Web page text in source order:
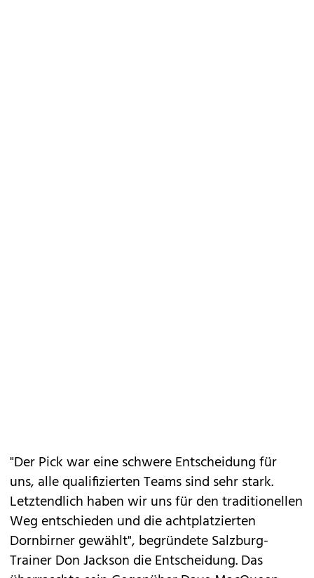
"Der Pick war eine schwere Entscheidung für
uns, alle qualifizierten Teams sind sehr stark.
Letztendlich haben wir uns für den traditionellen
Weg entschieden und die achtplatzierten
Dornbirner gewählt", begründete Salzburg-
Trainer Don Jackson die Entscheidung. Das